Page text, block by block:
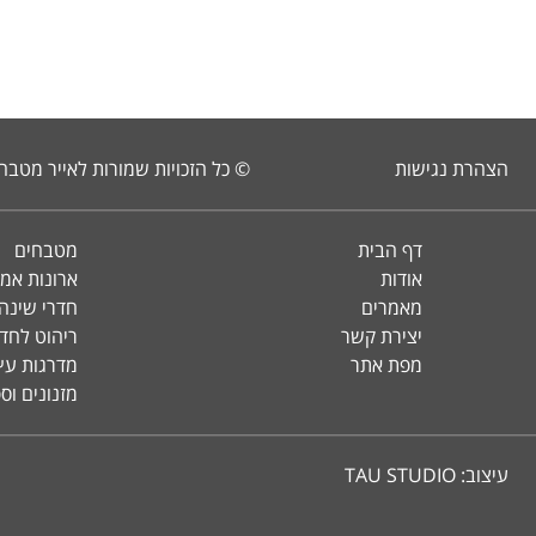
הצהרת נגישות © כל הזכויות שמורות לאייר
דף הבית
אודות
מאמרים
יצירת קשר
מפת אתר
מטבחים
ארונות
חדרי
ריהוט
מדרגות
מזנונים
עיצוב: TAU STUDIO